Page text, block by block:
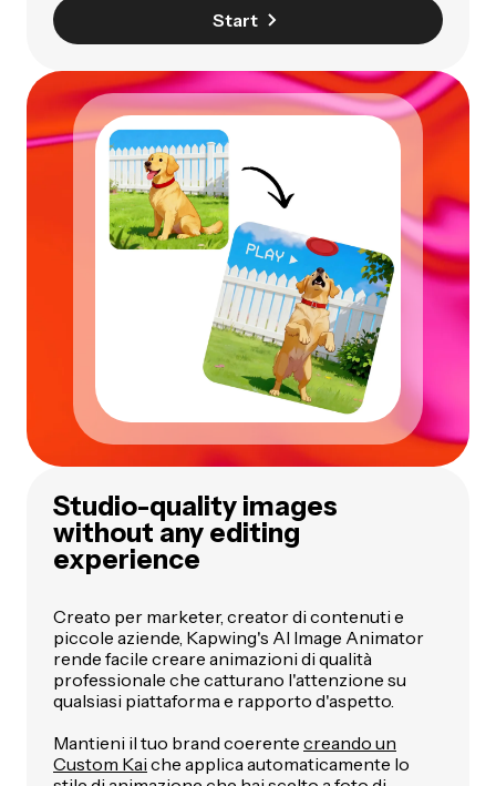
Start
Studio-quality images
without any editing
experience
Creato per marketer, creator di contenuti e
piccole aziende, Kapwing's AI Image Animator
rende facile creare animazioni di qualità
professionale che catturano l'attenzione su
qualsiasi piattaforma e rapporto d'aspetto.
Mantieni il tuo brand coerente creando un
Custom Kai che applica automaticamente lo